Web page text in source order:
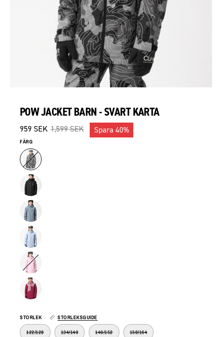
POW JACKET BARN - SVART KARTA
959 SEK 1,599 SEK Spara 40%
FÄRG
STORLEK STORLEKSGUIDE
122/128 134/140 146/152 158/164